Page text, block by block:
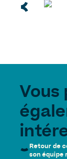
Vous
Retour de
son équipe